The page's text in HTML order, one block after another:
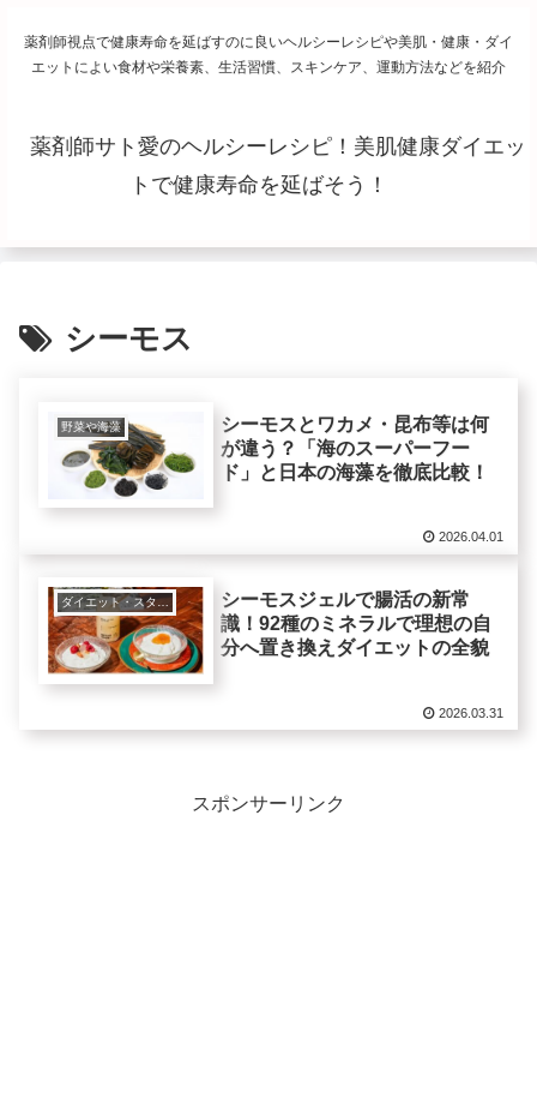
薬剤師視点で健康寿命を延ばすのに良いヘルシーレシピや美肌・健康・ダイ
エットによい食材や栄養素、生活習慣、スキンケア、運動方法などを紹介
薬剤師サト愛のヘルシーレシピ！美肌健康ダイエッ
トで健康寿命を延ばそう！
シーモス
野菜や海藻
シーモスとワカメ・昆布等は何
が違う？「海のスーパーフー
ド」と日本の海藻を徹底比較！
2026.04.01
ダイエット・スタイルアップ関連
シーモスジェルで腸活の新常
識！92種のミネラルで理想の自
分へ置き換えダイエットの全貌
2026.03.31
スポンサーリンク